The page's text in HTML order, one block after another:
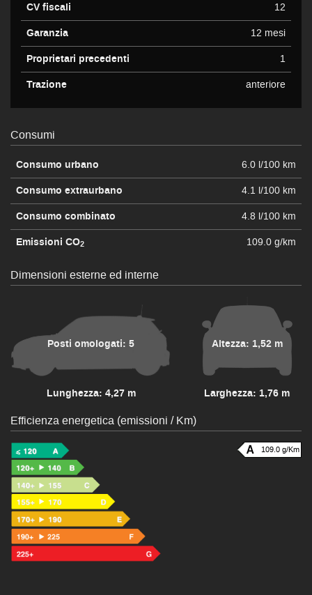
CV fiscali 12
Garanzia 12 mesi
Proprietari precedenti 1
Trazione anteriore
Consumi
Consumo urbano 6.0 l/100 km
Consumo extraurbano 4.1 l/100 km
Consumo combinato 4.8 l/100 km
Emissioni CO2 109.0 g/km
Dimensioni esterne ed interne
Posti omologati: 5
Lunghezza: 4,27 m
Altezza: 1,52 m
Larghezza: 1,76 m
Efficienza energetica (emissioni / Km)
109.0 g/Km